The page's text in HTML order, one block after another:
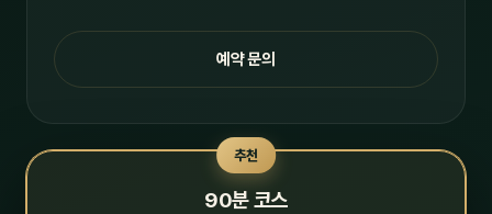
예약 문의
추천
90분 코스